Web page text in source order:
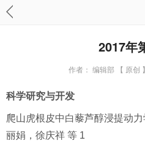
2017年
作者： 编辑部 【 原创 】
科学研究与开发
爬山虎根皮中白藜芦醇浸提动
丽娟，徐庆祥 等 1